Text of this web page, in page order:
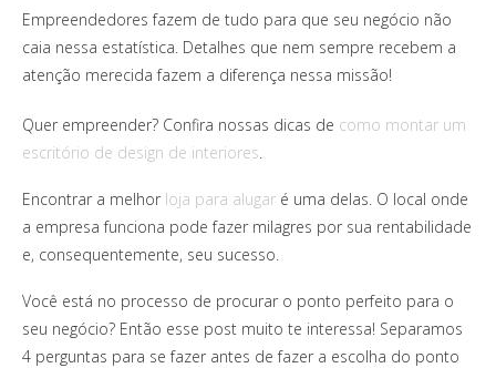
Empreendedores fazem de tudo para que seu negócio não
caia nessa estatística. Detalhes que nem sempre recebem a
atenção merecida fazem a diferença nessa missão!
Quer empreender? Confira nossas dicas de como montar um
escritório de design de interiores
Encontrar a melhor loja para alugar é uma delas. O local onde
a empresa funciona pode fazer milagres por sua rentabilidade
e, consequentemente, seu sucesso.
Você está no processo de procurar o ponto perfeito para o
seu negócio? Então esse post muito te interessa! Separamos
4 perguntas para se fazer antes de fazer a escolha do ponto